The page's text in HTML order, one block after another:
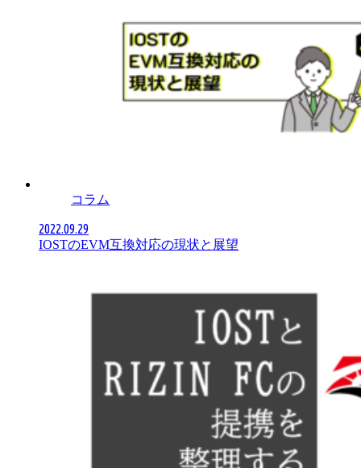
コラム
2022.09.29
IOSTのEVM互換対応の現状と展望